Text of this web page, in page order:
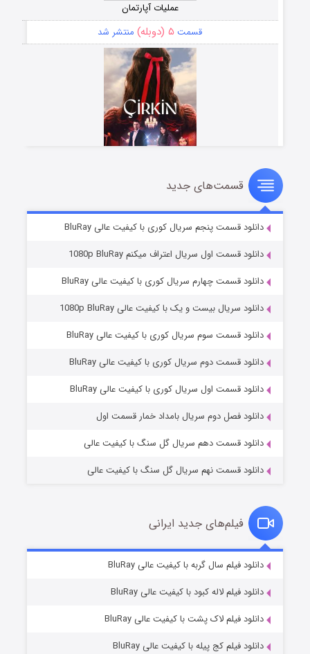
عملیات آپارتمان
قسمت ۵ (دوبله) منتشر شد
سریال زشت
قسمت۲ (زیرنویس) منتشر شد
مردگان متحرک: شهر مرده ۳
قسمت۲ (زیرنویس) منتشر شد
قسمت۷ (زیرنویس) منتشر شد
قسمت‌های جدید
دانلود قسمت پنجم سریال کوری با کیفیت عالی BluRay
دانلود قسمت اول سریال اعتراف میکنم 1080p BluRay
دانلود قسمت چهارم سریال کوری با کیفیت عالی BluRay
دانلود سریال بیست و یک با کیفیت عالی 1080p BluRay
دانلود قسمت سوم سریال کوری با کیفیت عالی BluRay
دانلود قسمت دوم سریال کوری با کیفیت عالی BluRay
دانلود قسمت اول سریال کوری با کیفیت عالی BluRay
دانلود فصل دوم سریال بامداد خمار قسمت اول
دانلود قسمت دهم سریال گل سنگ با کیفیت عالی
دانلود قسمت نهم سریال گل سنگ با کیفیت عالی
فیلم‌های جدید ایرانی
دانلود فیلم سال گربه با کیفیت عالی BluRay
دانلود فیلم لاله کبود با کیفیت عالی BluRay
دانلود فیلم لاک پشت با کیفیت عالی BluRay
دانلود فیلم کج‌ پیله با کیفیت عالی BluRay